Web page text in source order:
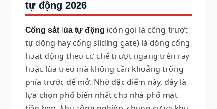
tự động 2026
Cổng sắt lùa tự động (còn gọi là cổng trượt
tự động hay cổng sliding gate) là dòng cổng
hoạt động theo cơ chế trượt ngang trên ray
hoặc lùa treo mà không cần khoảng trống
phía trước để mở. Nhờ đặc điểm này, đây là
lựa chọn phổ biến nhất cho nhà phố mặt